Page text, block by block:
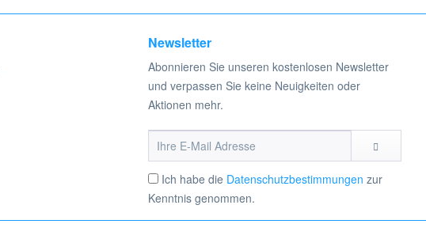
Newsletter
Abonnieren Sie unseren kostenlosen Newsletter
und verpassen Sie keine Neuigkeiten oder
Aktionen mehr.
Ich habe die Datenschutzbestimmungen zur
Kenntnis genommen.